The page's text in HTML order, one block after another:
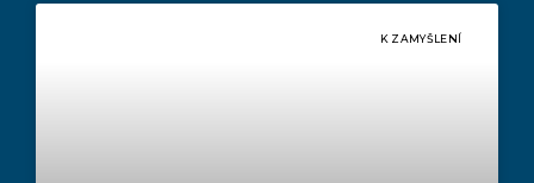
K ZAMYŠLENÍ